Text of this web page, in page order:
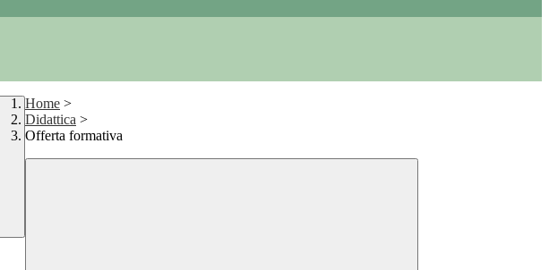
Home >
Didattica >
Offerta formativa